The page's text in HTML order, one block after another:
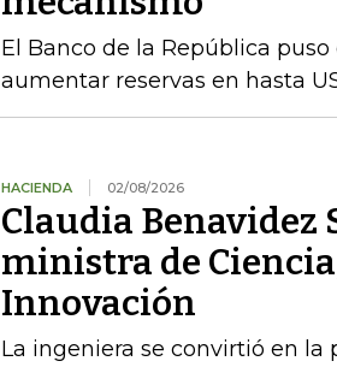
El Banco de la República
aumentar reservas en hasta
HACIENDA 02/08/2026
Claudia Benavidez
ministra de
Innovación
La ingeniera se convirtió en la